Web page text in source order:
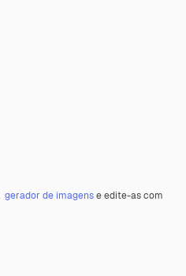
gerador de imagense edite-as com